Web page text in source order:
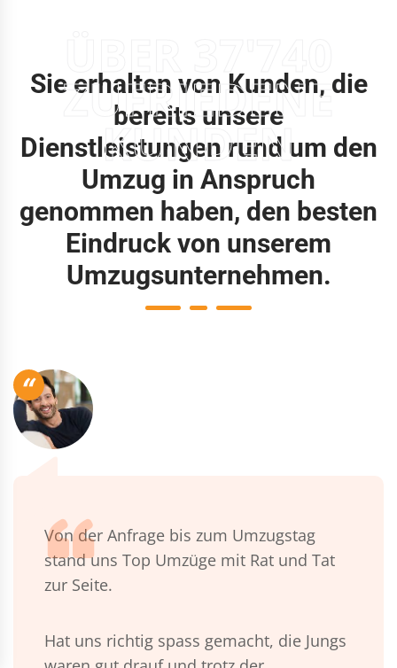
ZUFRIEDENE
KUNDEN
Sie erhalten von Kunden, die
bereits unsere
Dienstleistungen rund um den
Umzug in Anspruch
genommen haben, den besten
Eindruck von unserem
Umzugsunternehmen.
“
Von der Anfrage bis zum Umzugstag
stand uns Top Umzüge mit Rat und Tat
zur Seite.
Hat uns richtig spass gemacht, die Jungs